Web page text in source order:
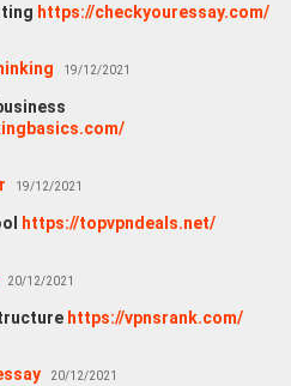
https://checkyouressay.com/
19/12/2021
19/12/2021
https://topvpndeals.net/
20/12/2021
https://vpnsrank.com/
20/12/2021